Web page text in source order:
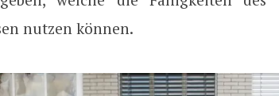
nutzen können.